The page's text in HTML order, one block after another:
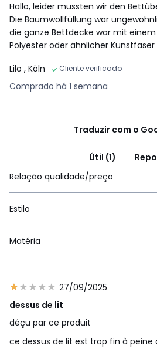
Hallo, leider mussten wir den
Die Baumwollfüllung war
die ganze Bettdecke war mit
Polyester oder ähnlicher
Lilo , Köln Cliente verificado
Comprado há 1 semana
Traduzir com o
Útil (1)
Relação qualidade/preço
Estilo
Matéria
27/09/2025
dessus de lit
déçu par ce produit
ce dessus de lit est trop fin à peine